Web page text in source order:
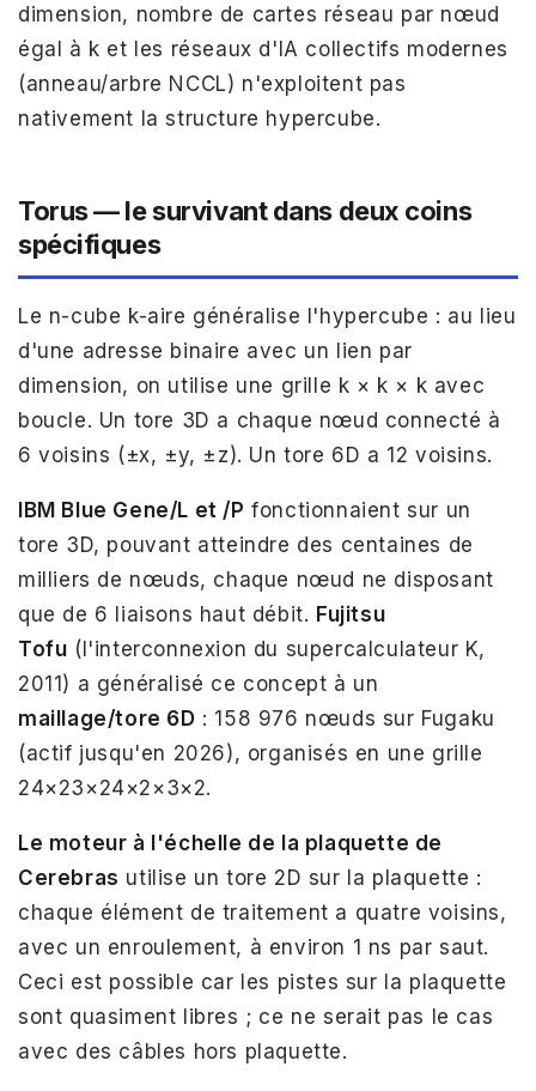
dimension, nombre de cartes réseau par nœud
égal à k et les réseaux d'IA collectifs modernes
(anneau/arbre NCCL) n'exploitent pas
nativement la structure hypercube.
Torus — le survivant dans deux coins
spécifiques
Le n-cube k-aire généralise l'hypercube : au lieu
d'une adresse binaire avec un lien par
dimension, on utilise une grille k × k × k avec
boucle. Un tore 3D a chaque nœud connecté à
6 voisins (±x, ±y, ±z). Un tore 6D a 12 voisins.
IBM Blue Gene/L et /P fonctionnaient sur un
tore 3D, pouvant atteindre des centaines de
milliers de nœuds, chaque nœud ne disposant
que de 6 liaisons haut débit. Fujitsu
Tofu (l'interconnexion du supercalculateur K,
2011) a généralisé ce concept à un
maillage/tore 6D : 158 976 nœuds sur Fugaku
(actif jusqu'en 2026), organisés en une grille
24×23×24×2×3×2.
Le moteur à l'échelle de la plaquette de
Cerebras utilise un tore 2D sur la plaquette :
chaque élément de traitement a quatre voisins,
avec un enroulement, à environ 1 ns par saut.
Ceci est possible car les pistes sur la plaquette
sont quasiment libres ; ce ne serait pas le cas
avec des câbles hors plaquette.